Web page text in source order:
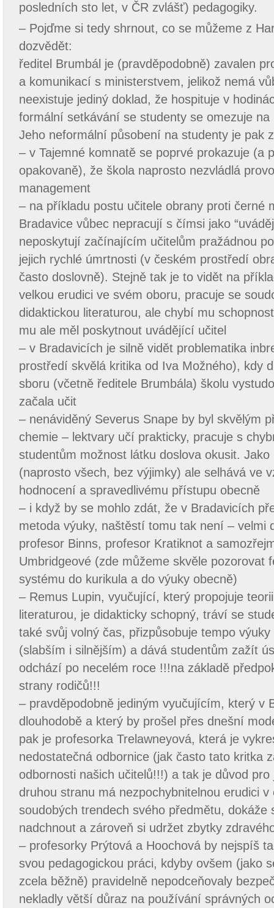
posledních sto let, v ČR zvlášť) pedagogiky.
– Pojďme si tedy shrnout, co se můžeme z
dozvědět:
ředitel Brumbál je (pravděpodobně) zavalen
a komunikací s ministerstvem, jelikož nemá
neexistuje jediný doklad, že hospituje v
formální setkávání se studenty se omezuje
Jeho neformální působení na studenty je pak
– v Tajemné komnatě se poprvé prokazuje (a
opakovaně), že škola naprosto nezvládlá
management
– na příkladu postu učitele obrany proti černé
Bradavice vůbec nepracují s čímsi jako
neposkytují začínajícím učitelům pražádnou
jejich rychlé úmrtnosti (v českém prostředí
často doslovně). Stejně tak je to vidět na
velkou erudici ve svém oboru, pracuje se
didaktickou literaturou, ale chybí mu
mu ale měl poskytnout uvádějící učitel
– v Bradavicích je silně vidět problematika
prostředí skvělá kritika od Iva Možného), kdy
sboru (včetně ředitele Brumbála) školu
začala učit
– nenáviděný Severus Snape by byl skvělým
chemie – lektvary učí prakticky, pracuje s
studentům možnost látku doslova okusit.
(naprosto všech, bez výjimky) ale selhává ve
hodnocení a spravedlivému přístupu obecně
– i když by se mohlo zdát, že v Bradavicích
metoda výuky, naštěstí tomu tak není – velmi
profesor Binns, profesor Kratiknot a
Umbridgeové (zde můžeme skvěle pozorovat
systému do kurikula a do výuky obecně)
– Remus Lupin, vyučující, který propojuje
literaturou, je didakticky schopný, tráví se
také svůj volný čas, přizpůsobuje tempo
(slabším i silnějším) a dává studentům zažít
odchází po necelém roce !!!na základě
strany rodičů!!!
– pravděpodobně jediným vyučujícím, který v
dlouhodobě a který by prošel přes dnešní
pak je profesorka Trelawneyová, která je
nedostatečná odbornice (jak často tato kritka
odbornosti našich učitelů!!!) a tak je důvod
druhou stranu má nezpochybnitelnou erudici
soudobých trendech svého předmětu, dokáže
nadchnout a zároveň si udržet zbytky
– profesorky Prýtová a Hoochová by nejspíš
svou pedagogickou práci, kdyby ovšem (jako
zcela běžně) pravidelně nepodceňovaly
nekladly větší důraz na používání správných